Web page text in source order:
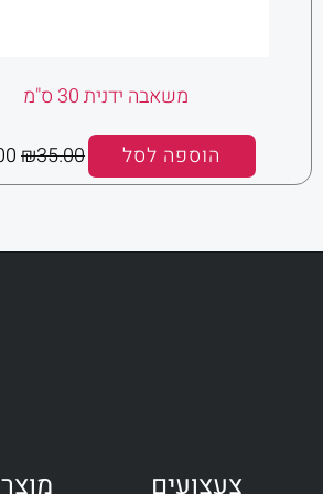
משאבה ידנית 30 ס"מ
הוספה לסל
₪35.00
צעצועים